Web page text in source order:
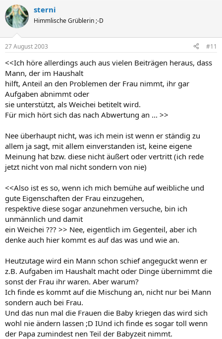
sterni
Himmlische Grüblerin ;-D
27 August 2003 #11
<<Ich höre allerdings auch aus vielen Beiträgen heraus, dass
Mann, der im Haushalt
hilft, Anteil an den Problemen der Frau nimmt, ihr gar
Aufgaben abnimmt oder
sie unterstützt, als Weichei betitelt wird.
Für mich hört sich das nach Abwertung an ... >>
Nee überhaupt nicht, was ich mein ist wenn er ständig zu
allem ja sagt, mit allem einverstanden ist, keine eigene
Meinung hat bzw. diese nicht äußert oder vertritt (ich rede
jetzt nicht von mal nicht sondern von nie)
<<Also ist es so, wenn ich mich bemühe auf weibliche und
gute Eigenschaften der Frau einzugehen,
respektive diese sogar anzunehmen versuche, bin ich
unmännlich und damit
ein Weichei ??? >> Nee, eigentlich im Gegenteil, aber ich
denke auch hier kommt es auf das was und wie an.
Heutzutage wird ein Mann schon schief angeguckt wenn er
z.B. Aufgaben im Haushalt macht oder Dinge übernimmt die
sonst der Frau ihr waren. Aber warum?
Ich finde es kommt auf die Mischung an, nicht nur bei Mann
sondern auch bei Frau.
Und das nun mal die Frauen die Baby kriegen das wird sich
wohl nie ändern lassen ;D IUnd ich finde es sogar toll wenn
der Papa zumindest nen Teil der Babyzeit nimmt.